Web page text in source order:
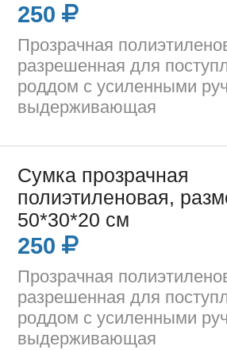
250
Прозрачная
разрешенная для
роддом с усиленными
выдерживающая
Сумка прозрачная
полиэтиленовая,
50*30*20 см
250
Прозрачная
разрешенная для
роддом с усиленными
выдерживающая